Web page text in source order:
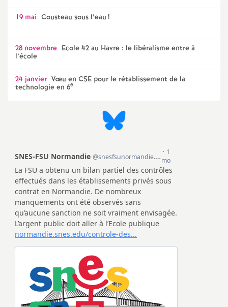
e
c
o
n
d
19 mai Cousteau sous l’eau !
28 novembre Ecole 42 au Havre : le libéralisme entre à
l’école
24 janvier Vœu en CSE pour le rétablissement de la
technologie en 6e